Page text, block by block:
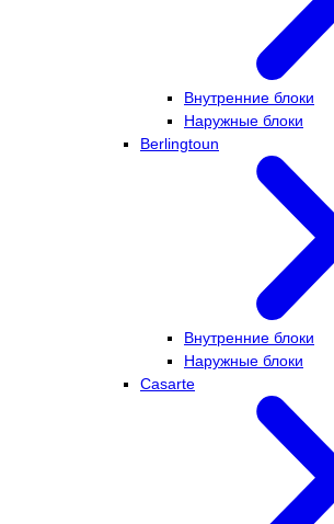
Внутренние блоки
Наружные блоки
Berlingtoun
Внутренние блоки
Наружные блоки
Casarte